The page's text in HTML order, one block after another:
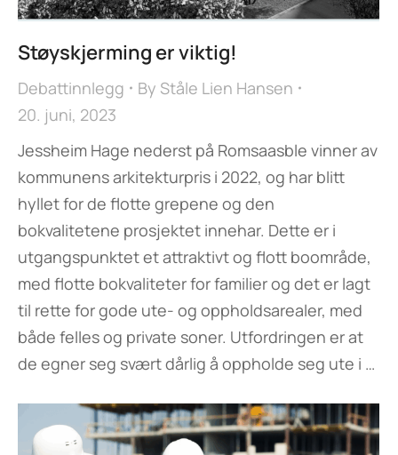
Støyskjerming er viktig!
Debattinnlegg By Ståle Lien Hansen
20. juni, 2023
Jessheim Hage nederst på Romsaasble vinner av
kommunens arkitekturpris i 2022, og har blitt
hyllet for de flotte grepene og den
bokvalitetene prosjektet innehar. Dette er i
utgangspunktet et attraktivt og flott boområde,
med flotte bokvaliteter for familier og det er lagt
til rette for gode ute- og oppholdsarealer, med
både felles og private soner. Utfordringen er at
de egner seg svært dårlig å oppholde seg ute i …